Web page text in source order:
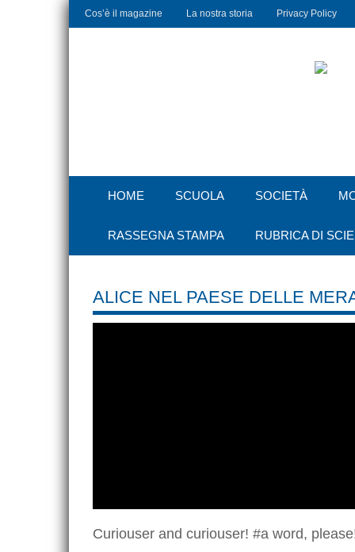
Cos’è il magazine La nostra storia Privacy Policy
HOME SCUOLA SOCIETÀ
RASSEGNA STAMPA RUBRICA DI
ALICE NEL PAESE DELLE
Curiouser and curiouser! #a word,